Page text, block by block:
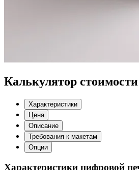
Калькулятор стоимости
Характеристики
Цена
Описание
Требования к макетам
Опции
Характеристики цифровой